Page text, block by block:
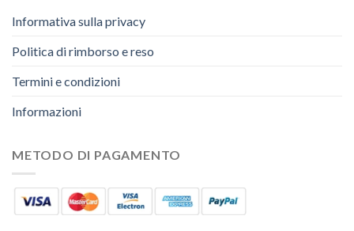
Informativa sulla privacy
Politica di rimborso e reso
Termini e condizioni
Informazioni
METODO DI PAGAMENTO